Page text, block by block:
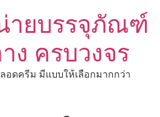
ายบรรจุภัณฑ์
ง ครบวงจร
อดครีม มีแบบให้เลือกมากกว่า